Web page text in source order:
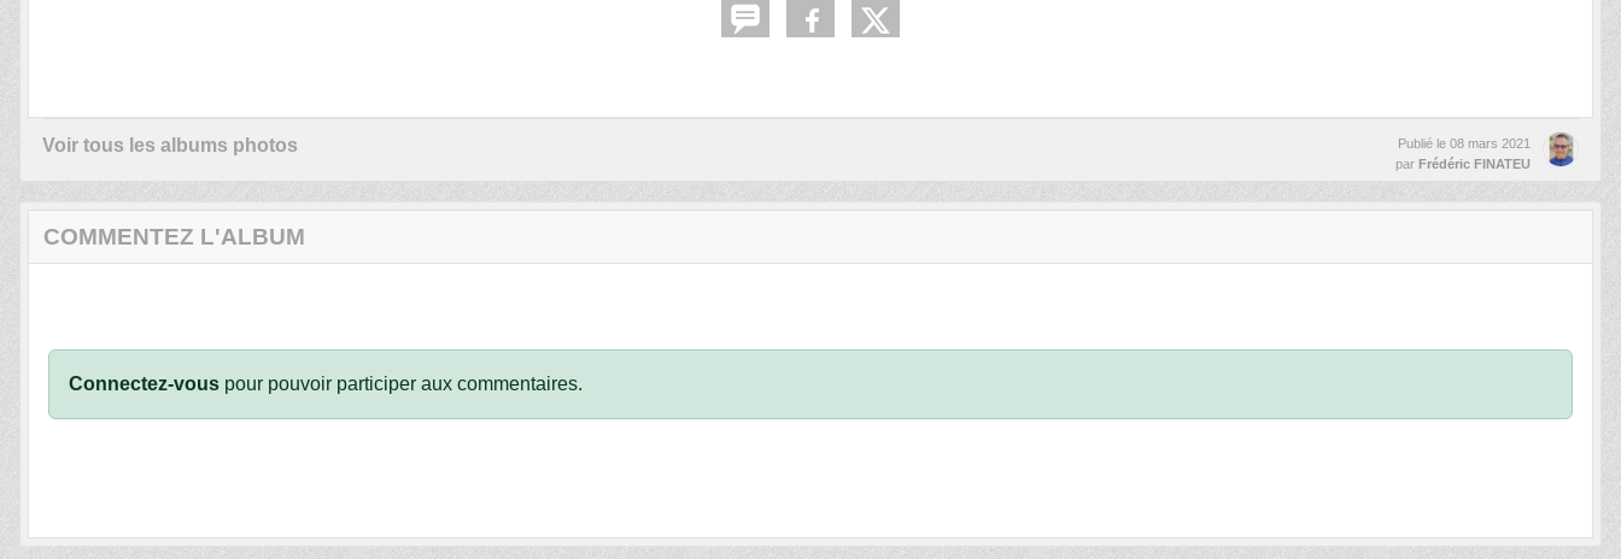
Voir tous les albums photos Publié le 08 mars 2021
par Frédéric FINATEU
COMMENTEZ L'ALBUM
Connectez-vous pour pouvoir participer aux commentaires.